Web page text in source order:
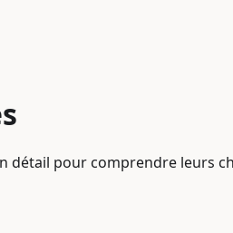
détail pour comprendre leurs